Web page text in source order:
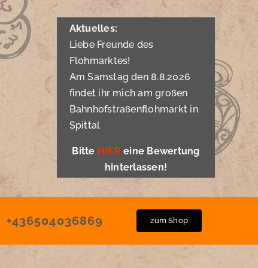
Aktuelles:
Liebe Freunde des
Flohmarktes!
Am Samstag den 8.8.2026
findet ihr mich am großen
Bahnhofstraßenflohmarkt in
Spittal
Bitte HIER eine Bewertung
hinterlassen!
+436504036869 zum Shop